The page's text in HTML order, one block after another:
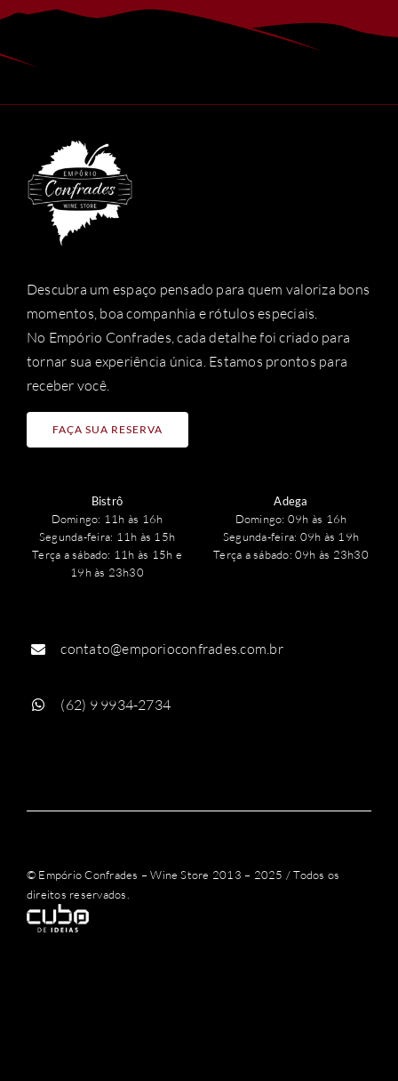
Descubra um espaço pensado para quem valoriza bons
momentos, boa companhia e rótulos especiais.
No Empório Confrades, cada detalhe foi criado para
tornar sua experiência única. Estamos prontos para
receber você.
FAÇA SUA RESERVA
Bistrô
Domingo: 11h às 16h
Segunda-feira: 11h às 15h
Terça a sábado: 11h às 15h e
19h às 23h30
Adega
Domingo: 09h às 16h
Segunda-feira: 09h às 19h
Terça a sábado: 09h às 23h30
contato@emporioconfrades.com.br
(62) 9 9934-2734
© Empório Confrades – Wine Store 2013 – 2025 / Todos os
direitos reservados.